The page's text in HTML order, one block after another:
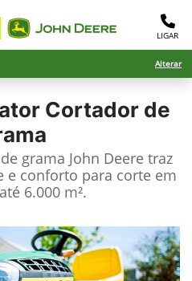
LIGAR
Alterar
Cortador de
grama John Deere traz
e conforto para corte em
6.000 m².